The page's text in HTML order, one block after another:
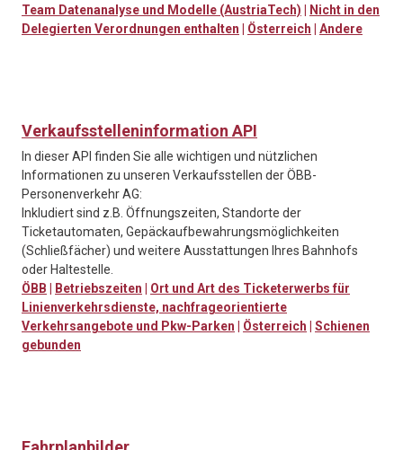
Team Datenanalyse und Modelle (AustriaTech)
Nicht in den
Delegierten Verordnungen enthalten
Österreich Andere
Verkaufsstelleninformation API
In dieser API finden Sie alle wichtigen und nützlichen
Informationen zu unseren Verkaufsstellen der ÖBB-
Personenverkehr AG:
Inkludiert sind z.B. Öffnungszeiten, Standorte der
Ticketautomaten, Gepäckaufbewahrungsmöglichkeiten
(Schließfächer) und weitere Ausstattungen Ihres Bahnhofs
oder Haltestelle.
ÖBB
Betriebszeiten
Ort und Art des Ticketerwerbs für
Linienverkehrsdienste, nachfrageorientierte
Verkehrsangebote und Pkw-Parken
Österreich
Schienen
gebunden